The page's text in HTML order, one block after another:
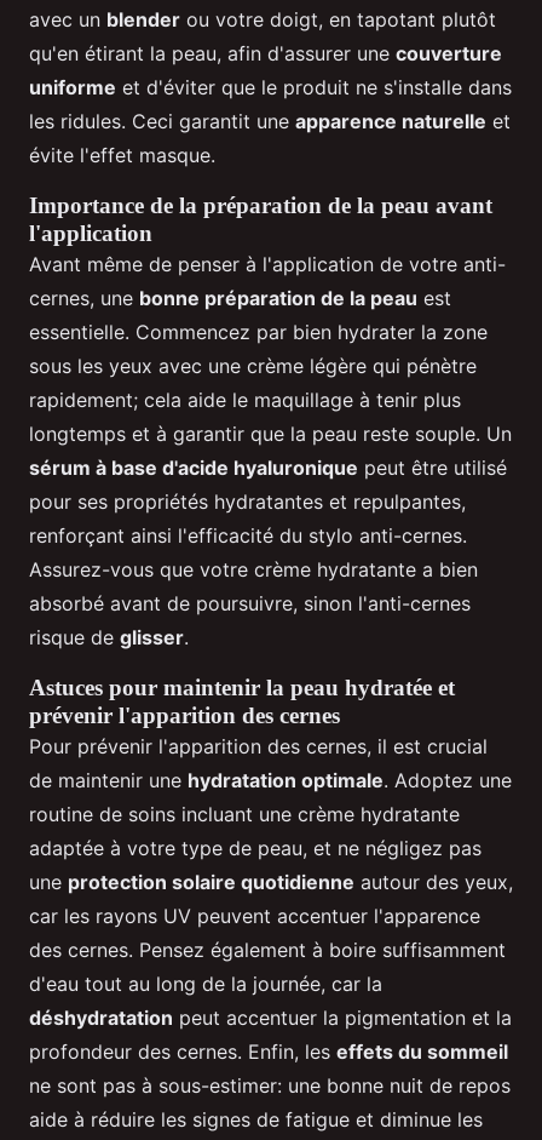
avec un blender ou votre doigt, en tapotant plutôt
qu'en étirant la peau, afin d'assurer une couverture
uniforme et d'éviter que le produit ne s'installe dans
les ridules. Ceci garantit une apparence naturelle et
évite l'effet masque.
Importance de la préparation de la peau avant
l'application
Avant même de penser à l'application de votre anti-
cernes, une bonne préparation de la peau est
essentielle. Commencez par bien hydrater la zone
sous les yeux avec une crème légère qui pénètre
rapidement; cela aide le maquillage à tenir plus
longtemps et à garantir que la peau reste souple. Un
sérum à base d'acide hyaluronique peut être utilisé
pour ses propriétés hydratantes et repulpantes,
renforçant ainsi l'efficacité du stylo anti-cernes.
Assurez-vous que votre crème hydratante a bien
absorbé avant de poursuivre, sinon l'anti-cernes
risque de glisser.
Astuces pour maintenir la peau hydratée et
prévenir l'apparition des cernes
Pour prévenir l'apparition des cernes, il est crucial
de maintenir une hydratation optimale. Adoptez une
routine de soins incluant une crème hydratante
adaptée à votre type de peau, et ne négligez pas
une protection solaire quotidienne autour des yeux,
car les rayons UV peuvent accentuer l'apparence
des cernes. Pensez également à boire suffisamment
d'eau tout au long de la journée, car la
déshydratation peut accentuer la pigmentation et la
profondeur des cernes. Enfin, les effets du sommeil
ne sont pas à sous-estimer: une bonne nuit de repos
aide à réduire les signes de fatigue et diminue les